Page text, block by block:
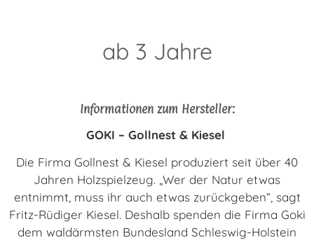
ab 3 Jahre
Informationen zum Hersteller:
GOKI – Gollnest & Kiesel
Die Firma Gollnest & Kiesel produziert seit über 40
Jahren Holzspielzeug. „Wer der Natur etwas
entnimmt, muss ihr auch etwas zurückgeben“, sagt
Fritz-Rüdiger Kiesel. Deshalb spenden die Firma Goki
dem waldärmsten Bundesland Schleswig-Holstein